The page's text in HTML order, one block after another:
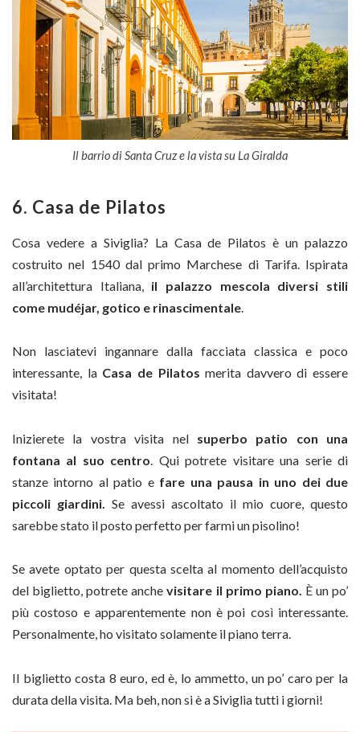
Il barrio di Santa Cruz e la vista su La Giralda
6. Casa de Pilatos
Cosa vedere a Siviglia? La Casa de Pilatos è un palazzo
costruito nel 1540 dal primo Marchese di Tarifa. Ispirata
all’architettura Italiana, il palazzo mescola diversi stili
come mudéjar, gotico e rinascimentale.
Non lasciatevi ingannare dalla facciata classica e poco
interessante, la Casa de Pilatos merita davvero di essere
visitata!
Inizierete la vostra visita nel superbo patio con una
fontana al suo centro. Qui potrete visitare una serie di
stanze intorno al patio e fare una pausa in uno dei due
piccoli giardini. Se avessi ascoltato il mio cuore, questo
sarebbe stato il posto perfetto per farmi un pisolino!
Se avete optato per questa scelta al momento dell’acquisto
del biglietto, potrete anchevisitare il primo piano. È un po’
più costoso e apparentemente non è poi così interessante.
Personalmente, ho visitato solamente il piano terra.
Il biglietto costa 8 euro, ed è, lo ammetto, un po’ caro per la
durata della visita. Ma beh, non si è a Siviglia tutti i giorni!